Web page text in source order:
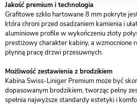
Jakość premium i technologia
Grafitowe szkło hartowane 8 mm pokryte
która chroni przed osadzaniem kamienia i
aluminiowe profile w wykończeniu złoty
prestiżowy charakter kabiny, a wzmocnione
płynną pracę drzwi przesuwnych.
Możliwość zestawienia z brodzikiem
Kabina Swiss-Liniger Premium może być
dopasowanym brodzikiem, tworząc pełny
spełnia najwyższe standardy estetyki i